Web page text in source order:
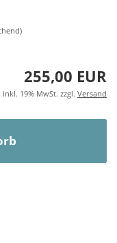
255,00 EUR
inkl. 19% MwSt. zzgl. Versand